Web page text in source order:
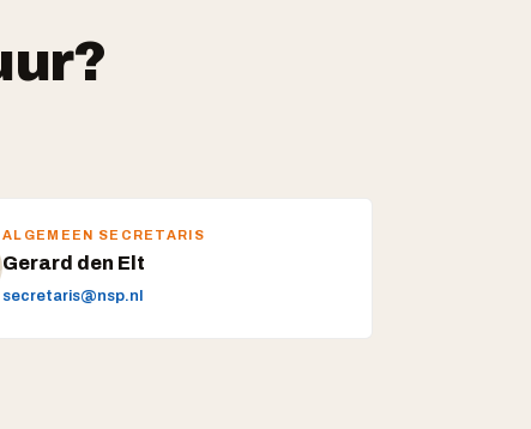
ALGEMEEN SECRETARIS
Gerard den Elt
secretaris@nsp.nl